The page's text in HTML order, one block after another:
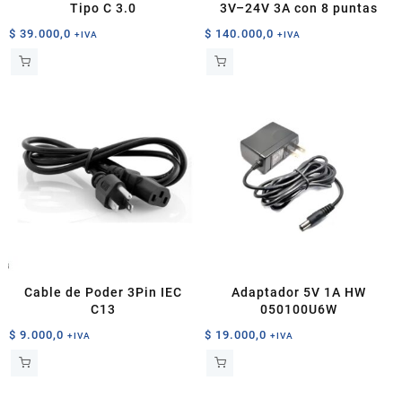
Tipo C 3.0
$ 39.000,0 +IVA
3V–24V 3A con 8 puntas
$ 140.000,0 +IVA
Cable de Poder 3Pin IEC
C13
$ 9.000,0 +IVA
Adaptador 5V 1A HW
050100U6W
$ 19.000,0 +IVA